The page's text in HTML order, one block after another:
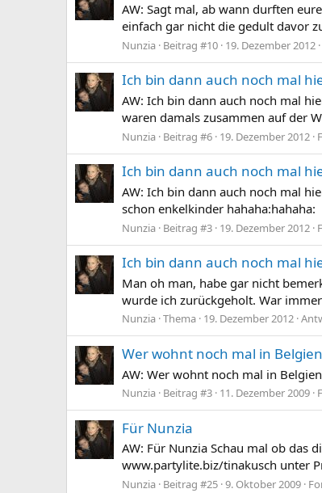
AW: Sagt mal, ab wann durften
einfach gar nicht die gedult davor
Nunzia Beitrag #10 19. Dezember 2012
Ich bin dann auch noch mal
AW: Ich bin dann auch noch mal
waren damals zusammen auf der
Nunzia Beitrag #6 19. Dezember 2012
Ich bin dann auch noch mal
AW: Ich bin dann auch noch mal
schon enkelkinder hahaha:hahaha:
Nunzia Beitrag #3 19. Dezember 2012
Ich bin dann auch noch mal
Man oh man, habe gar nicht
wurde ich zurückgeholt. War
Nunzia Thema 19. Dezember 2012
Wer wohnt noch mal in
AW: Wer wohnt noch mal in
Nunzia Beitrag #3 11. Dezember 2009
Für Nunzia
AW: Für Nunzia Schau mal ob das
www.partylite.biz/tinakusch unter
Nunzia Beitrag #25 9. Oktober 2009